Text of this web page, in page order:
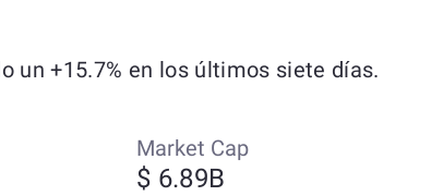
un +15.7% en los últimos siete días.
Market Cap
$ 6.89B